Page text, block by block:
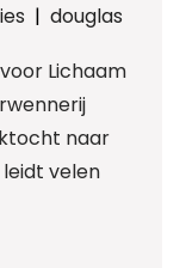
| douglas
Lichaam
naar
velen